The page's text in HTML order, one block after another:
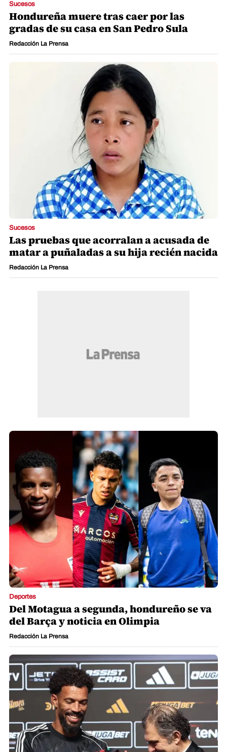
Sucesos
Hondureña muere tras caer por las
gradas de su casa en San Pedro Sula
Redacción La Prensa
Sucesos
Las pruebas que acorralan a acusada de
matar a puñaladas a su hija recién nacida
Redacción La Prensa
Deportes
Del Motagua a segunda, hondureño se va
del Barça y noticia en Olimpia
Redacción La Prensa